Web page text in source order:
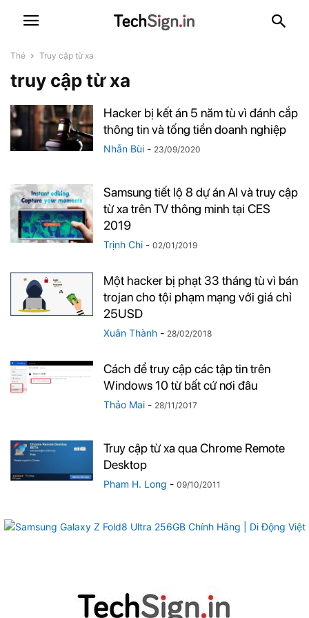
Thẻ Truy cập từ xa
truy cập từ xa
Hacker bị kết án 5 năm tù vì đánh cắp
thông tin và tống tiền doanh nghiệp
Nhẫn Bùi - 23/09/2020
Samsung tiết lộ 8 dự án AI và truy cập
từ xa trên TV thông minh tại CES
2019
Trịnh Chi - 02/01/2019
Một hacker bị phạt 33 tháng tù vì bán
trojan cho tội phạm mạng với giá chỉ
25USD
Xuân Thành - 28/02/2018
Cách để truy cập các tập tin trên
Windows 10 từ bất cứ nơi đâu
Thảo Mai - 28/11/2017
Truy cập từ xa qua Chrome Remote
Desktop
Pham H. Long - 09/10/2011